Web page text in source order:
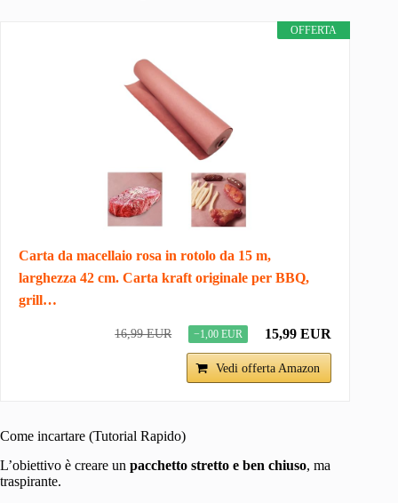
OFFERTA
Carta da macellaio rosa in rotolo da 15 m,
larghezza 42 cm. Carta kraft originale per BBQ,
grill…
16,99 EUR −1,00 EUR 15,99 EUR
Vedi offerta Amazon
Come incartare (Tutorial Rapido)
L’obiettivo è creare un pacchetto stretto e ben chiuso, ma
traspirante.